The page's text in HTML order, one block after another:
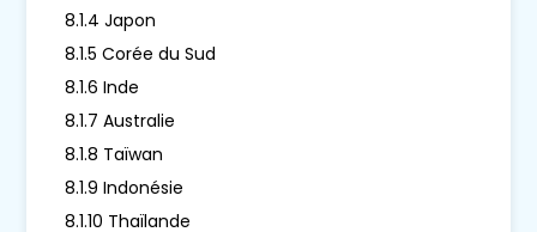
8.1.4 Japon
8.1.5 Corée du Sud
8.1.6 Inde
8.1.7 Australie
8.1.8 Taïwan
8.1.9 Indonésie
8.1.10 Thaïlande